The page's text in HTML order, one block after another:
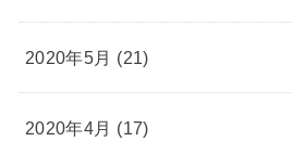
2020年5月 (21)
2020年4月 (17)